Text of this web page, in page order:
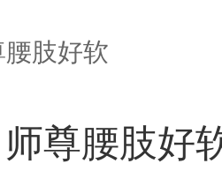
肢好软
尊腰肢好